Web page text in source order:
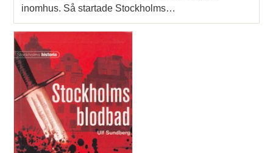
inomhus. Så startade Stockholms…